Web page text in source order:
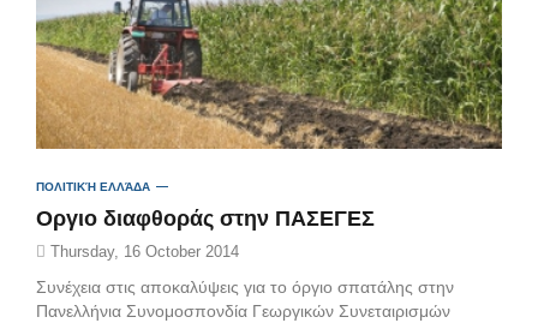
ΠΟΛΙΤΙΚΉ ΕΛΛΆΔΑ
Oργιο διαφθοράς στην ΠΑΣΕΓΕΣ
Thursday, 16 October 2014
Συνέχεια στις αποκαλύψεις για το όργιο σπατάλης στην
Πανελλήνια Συνομοσπονδία Γεωργικών Συνεταιρισμών